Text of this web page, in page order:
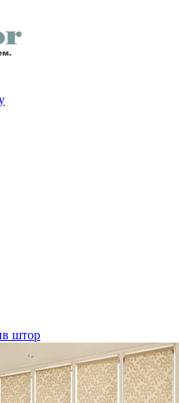
штор